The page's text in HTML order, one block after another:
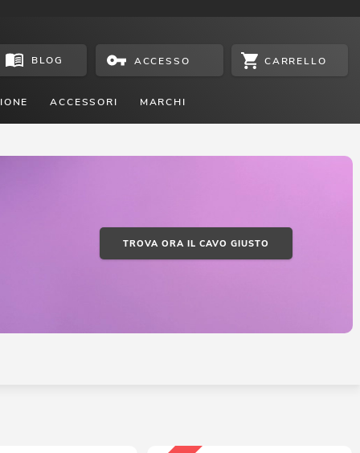
BLOG ACCESSO CARRELLO
ACCESSORI MARCHI
TROVA ORA IL CAVO GIUSTO